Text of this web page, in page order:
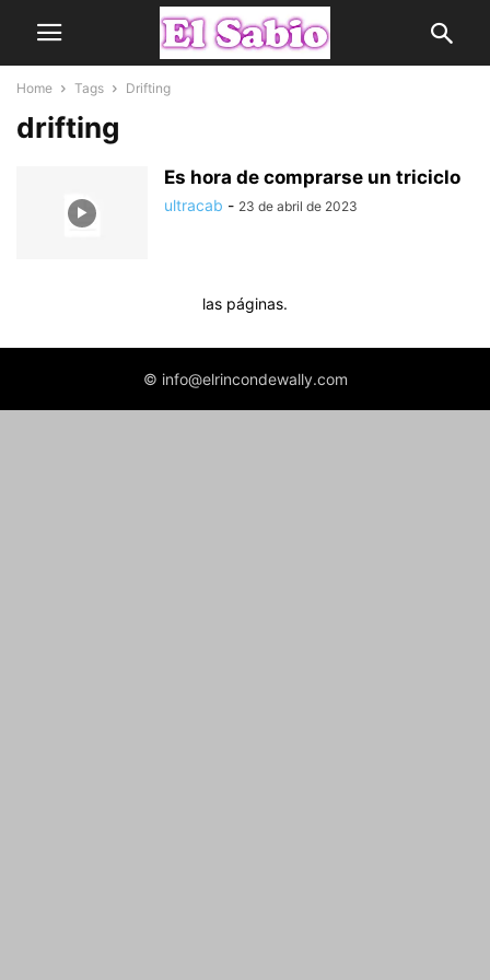
Home Tags Drifting
drifting
Es hora de comprarse un triciclo
ultracab - 23 de abril de 2023
las páginas.
© info@elrincondewally.com